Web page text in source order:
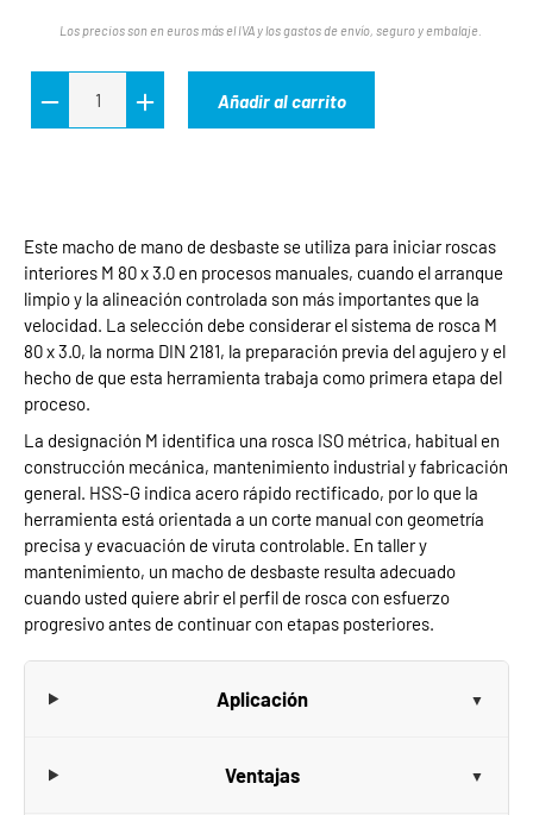
Los precios son en euros más el IVA y los gastos de envío, seguro y embalaje.
Añadir al carrito
Este macho de mano de desbaste se utiliza para iniciar roscas
interiores M 80 x 3.0 en procesos manuales, cuando el arranque
limpio y la alineación controlada son más importantes que la
velocidad. La selección debe considerar el sistema de rosca M
80 x 3.0, la norma DIN 2181, la preparación previa del agujero y el
hecho de que esta herramienta trabaja como primera etapa del
proceso.
La designación M identifica una rosca ISO métrica, habitual en
construcción mecánica, mantenimiento industrial y fabricación
general. HSS-G indica acero rápido rectificado, por lo que la
herramienta está orientada a un corte manual con geometría
precisa y evacuación de viruta controlable. En taller y
mantenimiento, un macho de desbaste resulta adecuado
cuando usted quiere abrir el perfil de rosca con esfuerzo
progresivo antes de continuar con etapas posteriores.
Aplicación
Ventajas